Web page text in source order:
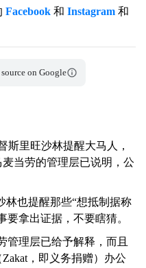
Facebook 和 Instagram 和
on Google
斯里旺沙林提醒大马人，
当劳的管理层已说明，公
林也提醒那些“想抵制据称
要拿出证据，不要瞎猜。
管理层已给予解释，而且
，即义务捐赠）办公